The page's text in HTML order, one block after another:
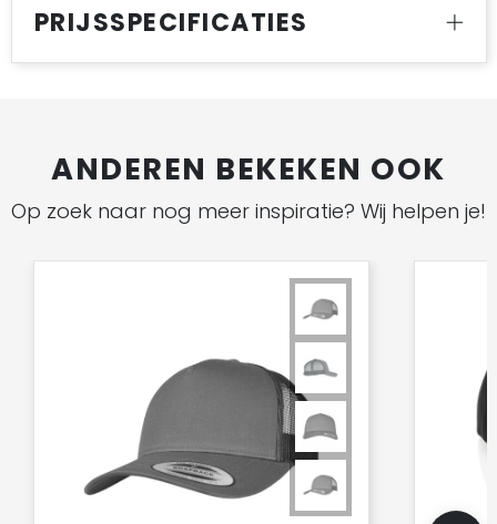
PRIJSSPECIFICATIES
ANDEREN BEKEKEN OOK
Op zoek naar nog meer inspiratie? Wij helpen je!